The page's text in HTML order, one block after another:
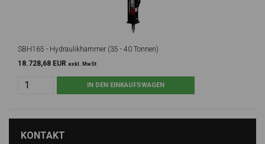
SBH165 - Hydraulikhammer (35 - 40 Tonnen)
18.728,68 EUR exkl. MwSt
KONTAKT